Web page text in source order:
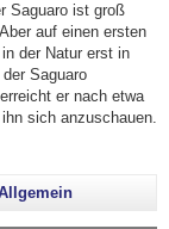
Saguaro ist groß
auf einen ersten
der Natur erst in
Saguaro
er nach etwa
sich anzuschauen.